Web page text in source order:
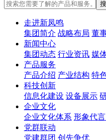
走进新凤鸣
集团简介 战略布局 董
新闻中心
集团动态 行业资讯 媒
产品服务
产品介绍 产业结构 特
科技创新
信息化建设 设备展示
企业文化
企业文化体系 形象代言
党群联动
党建群团 创先争优